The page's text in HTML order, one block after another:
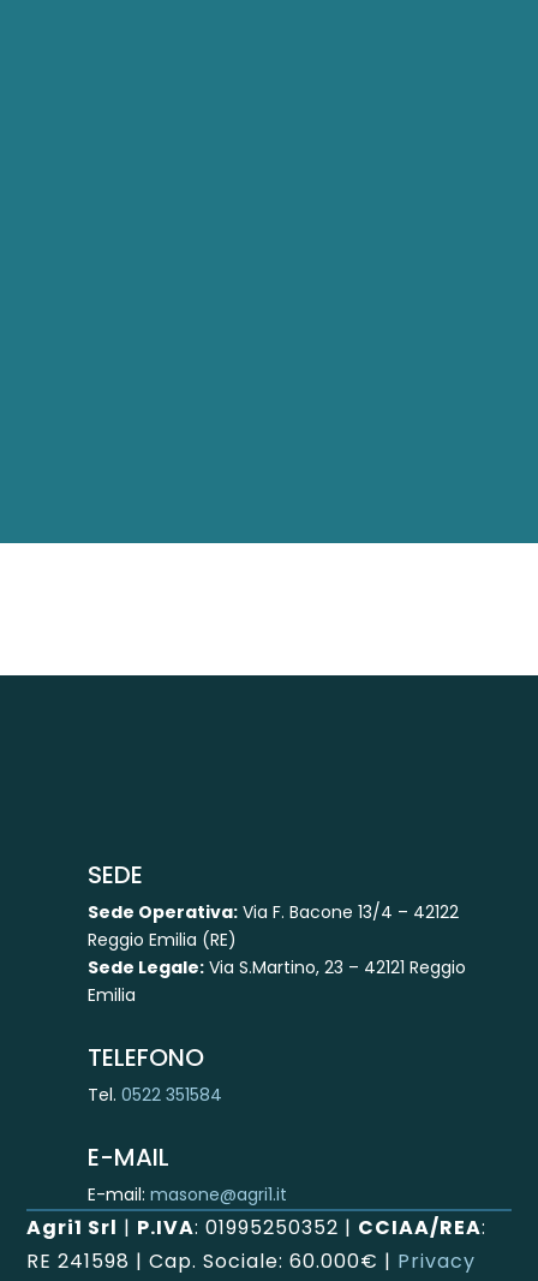
SEDE
Sede Operativa:Via F. Bacone 13/4 – 42122
Reggio Emilia (RE)
Sede Legale:Via S.Martino, 23 – 42121 Reggio
Emilia
TELEFONO
Tel. 0522 351584
E-MAIL
E-mail: masone@agri1.it
Agri1 Srl | P.IVA: 01995250352 | CCIAA/REA:
RE 241598 | Cap. Sociale: 60.000€ | Privacy